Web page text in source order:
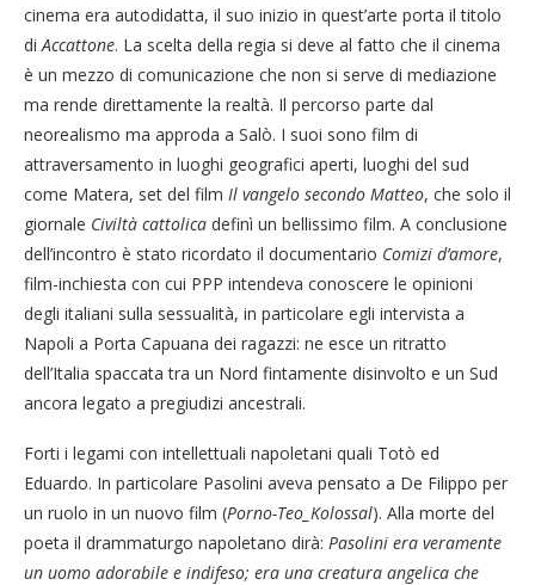
cinema era autodidatta, il suo inizio in quest’arte porta il titolo
di Accattone. La scelta della regia si deve al fatto che il cinema
è un mezzo di comunicazione che non si serve di mediazione
ma rende direttamente la realtà. Il percorso parte dal
neorealismo ma approda a Salò. I suoi sono film di
attraversamento in luoghi geografici aperti, luoghi del sud
come Matera, set del film Il vangelo secondo Matteo, che solo il
giornale Civiltà cattolica definì un bellissimo film. A conclusione
dell’incontro è stato ricordato il documentario Comizi d’amore,
film-inchiesta con cui PPP intendeva conoscere le opinioni
degli italiani sulla sessualità, in particolare egli intervista a
Napoli a Porta Capuana dei ragazzi: ne esce un ritratto
dell’Italia spaccata tra un Nord fintamente disinvolto e un Sud
ancora legato a pregiudizi ancestrali.
Forti i legami con intellettuali napoletani quali Totò ed
Eduardo. In particolare Pasolini aveva pensato a De Filippo per
un ruolo in un nuovo film (Porno-Teo_Kolossal). Alla morte del
poeta il drammaturgo napoletano dirà: Pasolini era veramente
un uomo adorabile e indifeso; era una creatura angelica che